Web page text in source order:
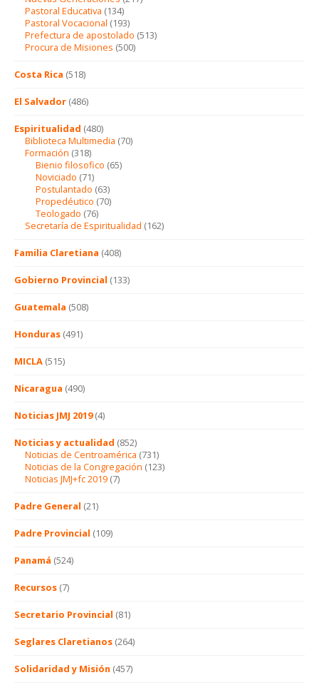
Pastoral Educativa (134)
Pastoral Vocacional (193)
Prefectura de apostolado (513)
Procura de Misiones (500)
Costa Rica (518)
El Salvador (486)
Espiritualidad (480)
Biblioteca Multimedia (70)
Formación (318)
Bienio filosofico (65)
Noviciado (71)
Postulantado (63)
Propedéutico (70)
Teologado (76)
Secretaría de Espiritualidad (162)
Familia Claretiana (408)
Gobierno Provincial (133)
Guatemala (508)
Honduras (491)
MICLA (515)
Nicaragua (490)
Noticias JMJ 2019(4)
Noticias y actualidad (852)
Noticias de Centroamérica (731)
Noticias de la Congregación (123)
Noticias JMJ+fc 2019 (7)
Padre General (21)
Padre Provincial (109)
Panamá (524)
Recursos (7)
Secretario Provincial (81)
Seglares Claretianos (264)
Solidaridad y Misión (457)